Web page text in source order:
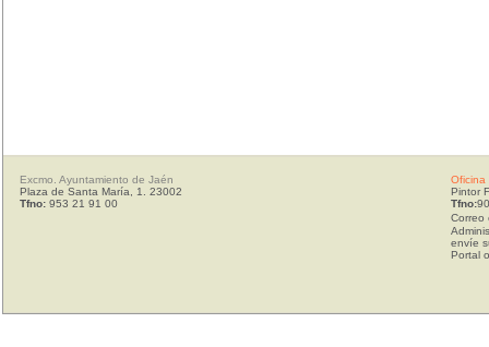
Excmo. Ayuntamiento de Jaén
Plaza de Santa María, 1. 23002
Tfno: 953 21 91 00
Oficina
Pintor
Tfno:
Correo
envíe
Portal